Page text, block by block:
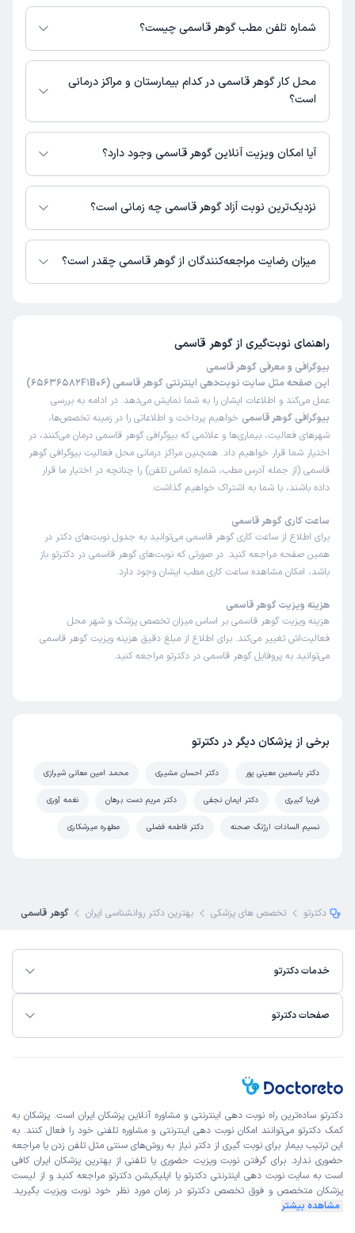
اطلاعات مربوط به آدرس مطب گوهر قاسمی در حال حاضر در دسترس نیست.
برای دریافت اطلاعات دقیق‌تر، لطفاً با مطب تماس بگیرید.
شماره تلفن مطب گوهر قاسمی چیست؟
شماره تماس مطب گوهر قاسمی در حال حاضر در این صفحه ثبت نشده است.
محل کار گوهر قاسمی در کدام بیمارستان و مراکز درمانی
است؟
اطلاعاتی درباره محل فعالیت گوهر قاسمی در مراکز درمانی در دسترس نیست.
آیا امکان ویزیت آنلاین گوهر قاسمی وجود دارد؟
در حال حاضر اطلاعاتی درباره ارائه ویزیت آنلاین توسط گوهر قاسمی در دسترس
نیست. برای دریافت اطلاعات دقیق‌تر، لطفاً با مطب تماس بگیرید.
نزدیک‌ترین نوبت آزاد گوهر قاسمی چه زمانی است؟
زمان نوبت‌دهی و پذیرش بیماران با هماهنگی مطب مشخص می‌شود.
میزان رضایت مراجعه‌کنندگان از گوهر قاسمی چقدر است؟
راهنمای نوبت‌گیری ازگوهر قاسمی
بیوگرافی و معرفی گوهر قاسمی
این صفحه مثل سایت نوبت‌دهی اینترنتی گوهر قاسمی (65636582F1B06)
عمل می‌کند و اطلاعات ایشان را به شما نمایش می‌دهد. در ادامه به بررسی
بیوگرافی گوهر قاسمی خواهیم پرداخت و اطلاعاتی را در زمینه تخصص‌ها،
شهرهای فعالیت، بیماری‌ها و علائمی که بیوگرافی گوهر قاسمی درمان می‌کنند، در
اختیار شما قرار خواهیم داد. همچنین مراکز درمانی محل فعالیت بیوگرافی گوهر
قاسمی (از جمله آدرس مطب، شماره تماس تلفن) را چنانچه در اختیار ما قرار
داده باشند، با شما به اشتراک خواهیم گذاشت.
ساعت کاری گوهر قاسمی
برای اطلاع از ساعت کاری گوهر قاسمی می‌توانید به جدول نوبت‌های دکتر در
همین صفحه مراجعه کنید. در صورتی که نوبت‌های گوهر قاسمی در دکترتو باز
باشد، امکان مشاهده ساعت کاری مطب ایشان وجود دارد.
هزینه ویزیت گوهر قاسمی
هزینه ویزیت گوهر قاسمی بر اساس میزان تخصص پزشک و شهر محل
فعالیت‌اش تغییر می‌کند. برای اطلاع از مبلغ دقیق هزینه ویزیت گوهر قاسمی
می‌توانید به پروفایل گوهر قاسمی در دکترتو مراجعه کنید.
برخی از پزشکان دیگر در دکترتو
دکتر یاسمین معینی پور دکتر احسان مشیری محمد امین معانی شیرازی
فریبا کبیری دکتر ایمان نجفی دکتر مریم دست برهان نغمه آوری
نسیم السادات ارژنگ صحنه دکتر فاطمه فضلی مطهره میرشکاری
دکترتو تخصص های پزشکی بهترین دکتر روانشناسی ایران گوهر قاسمی
خدمات دکترتو
صفحات دکترتو
دکترتو ساده‌ترین راه نوبت‌ دهی اینترنتی و مشاوره آنلاین پزشکان ایران است. پزشکان به
کمک دکترتو می‌توانند امکان نوبت دهی اینترنتی و مشاوره تلفنی خود را فعال کنند. به
این ترتیب بیمار برای نوبت گیری از دکتر نیاز به روش‌های سنتی مثل تلفن زدن یا مراجعه
حضوری ندارد. برای گرفتن نوبت ویزیت حضوری یا تلفنی از بهترین پزشکان ایران کافی
است به سایت نوبت دهی اینترنتی دکترتو یا اپلیکیشن دکترتو مراجعه کنید و از لیست
پزشکان متخصص و فوق تخصص دکترتو در زمان مورد نظر خود نوبت ویزیت بگیرید.
مشاهده بیشتر